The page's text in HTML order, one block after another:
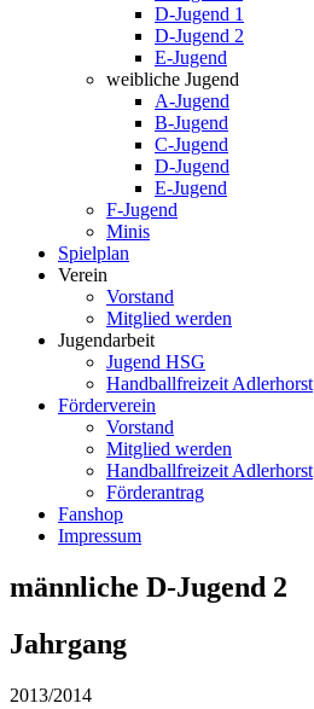
D-Jugend 1
D-Jugend 2
E-Jugend
weibliche Jugend
A-Jugend
B-Jugend
C-Jugend
D-Jugend
E-Jugend
F-Jugend
Minis
Spielplan
Verein
Vorstand
Mitglied werden
Jugendarbeit
Jugend HSG
Handballfreizeit Adlerhorst
Förderverein
Vorstand
Mitglied werden
Handballfreizeit Adlerhorst
Förderantrag
Fanshop
Impressum
männliche D-Jugend 2
Jahrgang
2013/2014